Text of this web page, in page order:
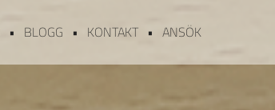
BLOGG KONTAKT ANSÖK